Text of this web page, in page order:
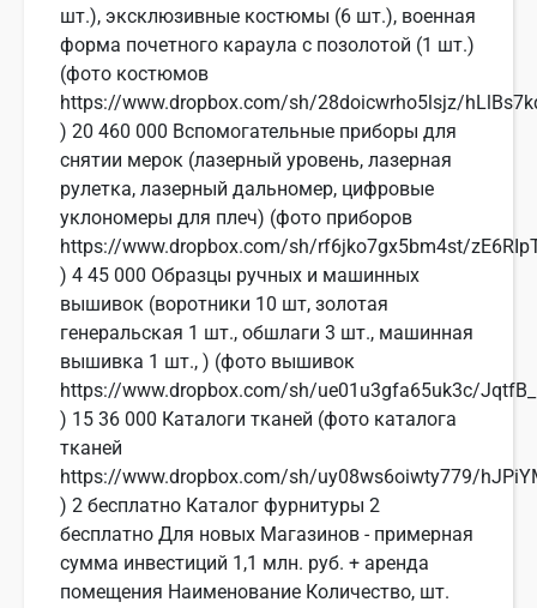
шт.), эксклюзивные костюмы (6 шт.), военная
форма почетного караула с позолотой (1 шт.)
(фото костюмов
https://www.dropbox.com/sh/28doicwrho5lsjz/
) 20 460 000 Вспомогательные приборы для
снятии мерок (лазерный уровень, лазерная
рулетка, лазерный дальномер, цифровые
уклономеры для плеч) (фото приборов
https://www.dropbox.com/sh/rf6jko7gx5bm4st/
) 4 45 000 Образцы ручных и машинных
вышивок (воротники 10 шт, золотая
генеральская 1 шт., обшлаги 3 шт., машинная
вышивка 1 шт., ) (фото вышивок
https://www.dropbox.com/sh/ue01u3gfa65uk3c/
) 15 36 000 Каталоги тканей (фото каталога
тканей
https://www.dropbox.com/sh/uy08ws6oiwty779/
) 2 бесплатно Каталог фурнитуры 2
бесплатно Для новых Магазинов - примерная
сумма инвестиций 1,1 млн. руб. + аренда
помещения Наименование Количество, шт.